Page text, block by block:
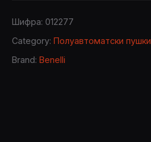
Шифра: 012277
Category: Полуавтоматски пушки
Brand: Benelli